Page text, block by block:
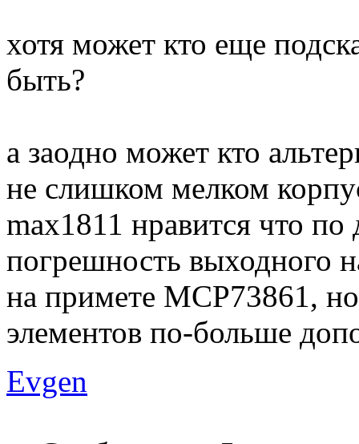
хотя может кто еще
быть?
а заодно может кто
не слишком мелком
max1811 нравится что по
погрешность выходного
на примете MCP73861,
элементов по-больше
Evgen